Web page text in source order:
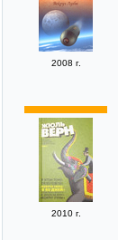
2008 г.
2010 г.